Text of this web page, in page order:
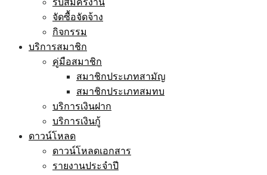
รับสมัครงาน
จัดซื้อจัดจ้าง
กิจกรรม
บริการสมาชิก
คู่มือสมาชิก
สมาชิกประเภทสามัญ
สมาชิกประเภทสมทบ
บริการเงินฝาก
บริการเงินกู้
ดาวน์โหลด
ดาวน์โหลดเอกสาร
รายงานประจำปี